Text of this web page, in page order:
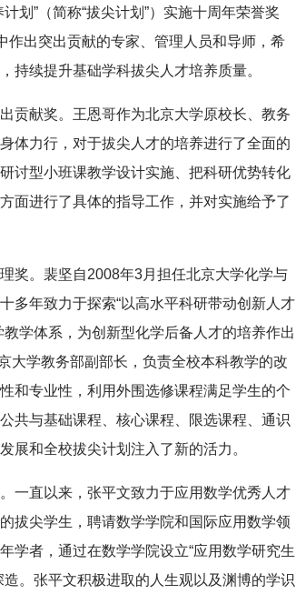
划”（简称“拔尖计划”）实施十周年荣誉奖
作出突出贡献的专家、管理人员和导师，希
持续提升基础学科拔尖人才培养质量。
贡献奖。王恩哥作为北京大学原校长、教务
体力行，对于拔尖人才的培养进行了全面的
讨型小班课教学设计实施、把科研优势转化
面进行了具体的指导工作，并对实施给予了
奖。裴坚自2008年3月担任北京大学化学与
多年致力于探索“以高水平科研带动创新人才
学体系，为创新型化学后备人才的培养作出
大学教务部副部长，负责全校本科教学的改
和专业性，利用外围选修课程满足学生的个
共与基础课程、核心课程、限选课程、通识
展和全校拔尖计划注入了新的活力。
一直以来，张平文致力于应用数学优秀人才
拔尖学生，聘请数学学院和国际应用数学领
学者，通过在数学学院设立“应用数学研究生
。张平文积极进取的人生观以及渊博的学识